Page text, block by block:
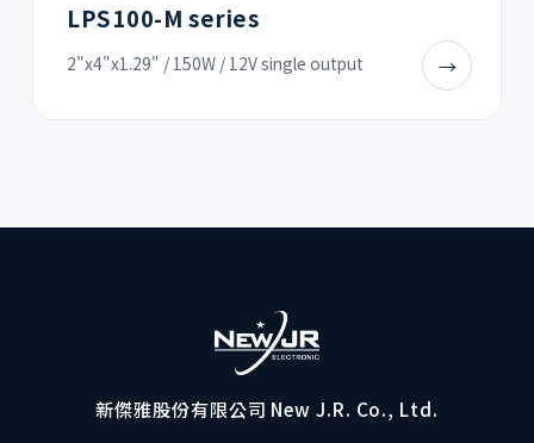
LPS100-M series
2"x4"x1.29" / 150W / 12V single output →
新傑雅股份有限公司 New J.R. Co., Ltd.